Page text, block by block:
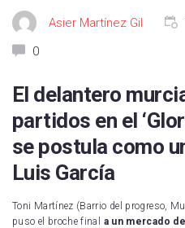
Asier Martínez Gil
0
El delantero
partidos en el
se postula como
Luis García
Toni Martínez (Barrio del progreso,
puso el broche final a un mercado